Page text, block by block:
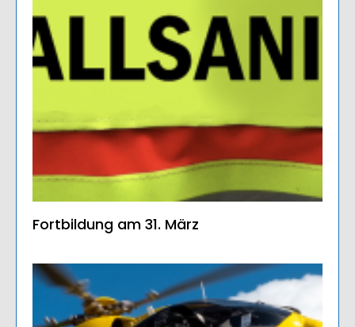
Fortbildung am 31. März